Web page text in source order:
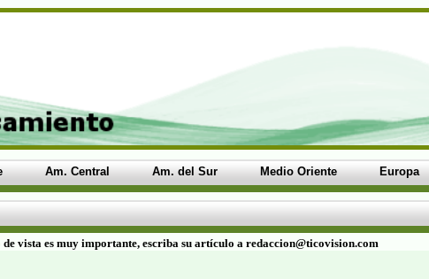
Am. Central Am. del Sur Medio Oriente Europa
de vista es muy importante, escriba su artículo a redaccion@ticovision.com